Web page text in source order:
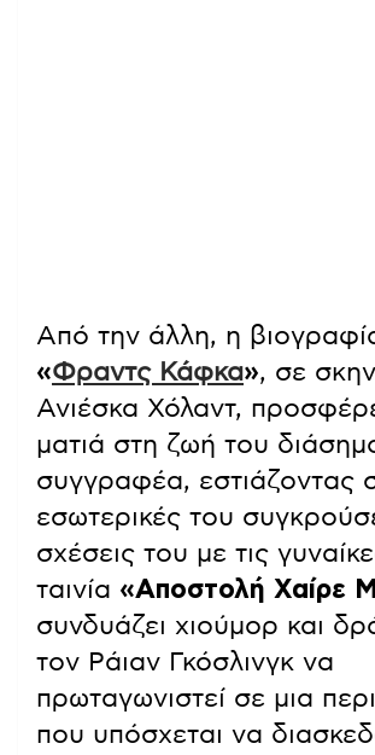
Από την άλλη, η
«Φραντς Κάφκα», σε
Ανιέσκα Χόλαντ,
ματιά στη ζωή του
συγγραφέα, εστιάζοντας
εσωτερικές του
σχέσεις του με τις
ταινία «Αποστολή Χαίρε
συνδυάζει χιούμορ και
τον Ράιαν Γκόσλινγκ να
πρωταγωνιστεί σε μια
που υπόσχεται να